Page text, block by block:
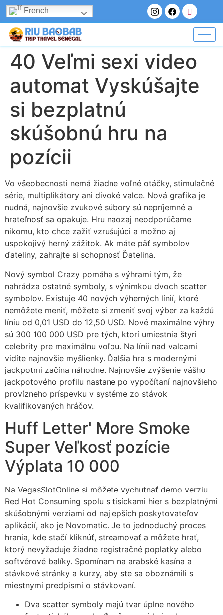
French
40 Veľmi sexi video
automat Vyskúšajte
si bezplatnú
skúšobnú hru na
pozícii
Vo všeobecnosti nemá žiadne voľné otáčky, stimulačné
série, multiplikátory ani divoké valce. Nová grafika je
nudná, najnovšie zvukové súbory sú nepríjemné a
hrateľnosť sa opakuje. Hru naozaj neodporúčame
nikomu, kto chce zažiť vzrušujúci a možno aj
uspokojivý herný zážitok. Ak máte päť symbolov
ďateliny, zahrajte si schopnosť Ďatelina.
Nový symbol Crazy pomáha s výhrami tým, že
nahrádza ostatné symboly, s výnimkou dvoch scatter
symbolov. Existuje 40 nových výherných línií, ktoré
nemôžete meniť, môžete si zmeniť svoj výber za každú
líniu od 0,01 USD do 12,50 USD. Nové maximálne výhry
sú 300 100 000 USD pre tých, ktorí umiestnia štyri
celebrity pre maximálnu voľbu. Na línii nad valcami
vidíte najnovšie myšlienky. Ďalšia hra s modernými
jackpotmi začína náhodne. Najnovšie zvýšenie vášho
jackpotového profilu nastane po vypočítaní najnovšieho
provízneho príspevku v systéme zo stávok
kvalifikovaných hráčov.
Huff Letter' More Smoke
Super Veľkosť pozície
Výplata 10 000
Na VegasSlotOnline si môžete vychutnať demo verziu
Red Hot Consuming spolu s tisíckami hier s bezplatnými
skúšobnými verziami od najlepších poskytovateľov
aplikácií, ako je Novomatic. Je to jednoduchý proces
hrania, kde stačí kliknúť, streamovať a môžete hrať,
ktorý nevyžaduje žiadne registračné poplatky alebo
softvérové ​​balíky. Spomínam na arabské kasína a
stávkové stránky a kurzy, aby ste sa oboznámili s
miestnymi predpismi o stávkovaní.
Dva scatter symboly majú tvar úplne nového